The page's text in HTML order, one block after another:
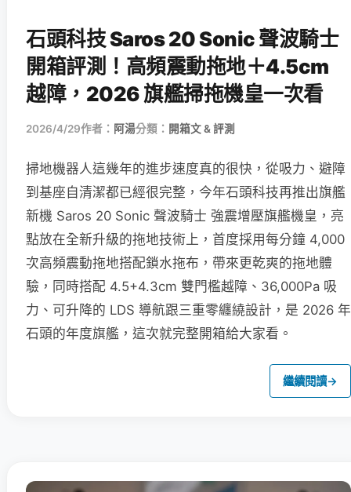
石頭科技 Saros 20 Sonic 聲波騎士
開箱評測！高頻震動拖地＋4.5cm
越障，2026 旗艦掃拖機皇一次看
2026/4/29作者： 阿湯分類： 開箱文 & 評測
掃地機器人這幾年的進步速度真的很快，從吸力、避障
到基座自清潔都已經很完整，今年石頭科技再推出旗艦
新機 Saros 20 Sonic 聲波騎士 強震增壓旗艦機皇，亮
點放在全新升級的拖地技術上，首度採用每分鐘 4,000
次高頻震動拖地搭配鎖水拖布，帶來更乾爽的拖地體
驗，同時搭配 4.5+4.3cm 雙門檻越障、36,000Pa 吸
力、可升降的 LDS 導航跟三重零纏繞設計，是 2026 年
石頭的年度旗艦，這次就完整開箱給大家看。
繼續閱讀→